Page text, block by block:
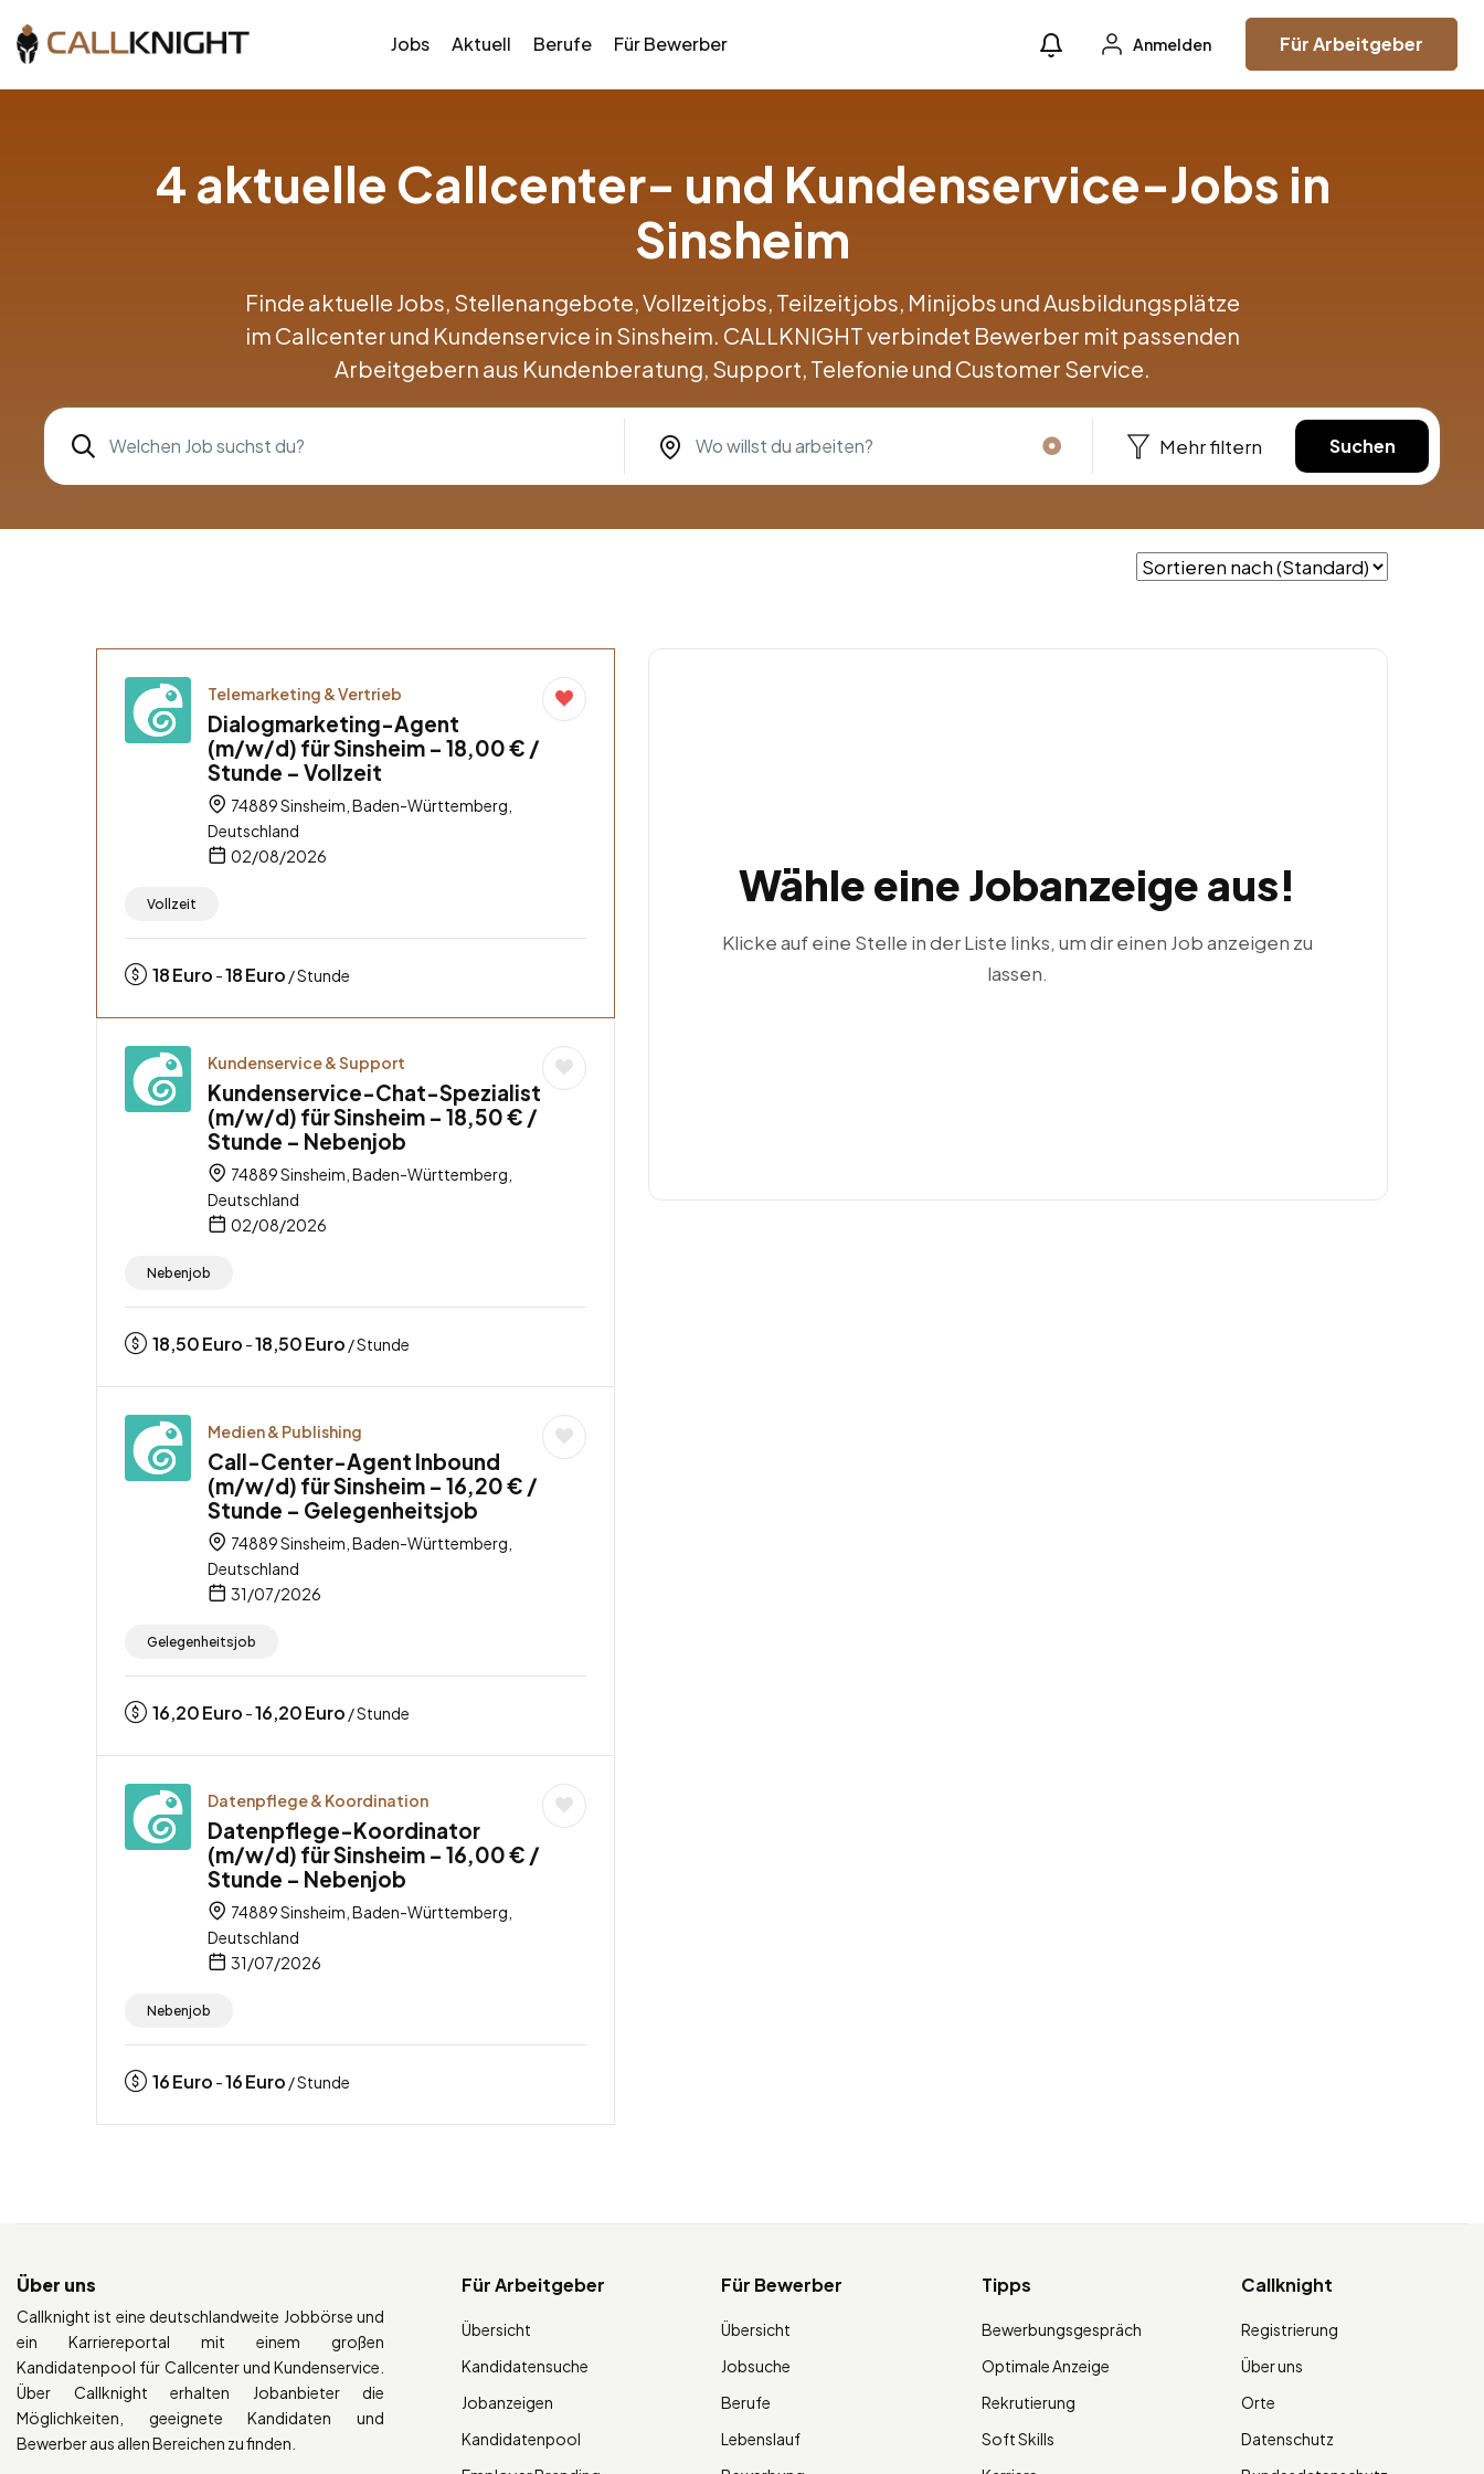
Jobs Aktuell Berufe Für Bewerber Anmelden Für Arbeitgeber
4 aktuelle Callcenter- und Kundenservice-Jobs in
Sinsheim
Finde aktuelle Jobs, Stellenangebote, Vollzeitjobs, Teilzeitjobs, Minijobs und Ausbildungsplätze
im Callcenter und Kundenservice in Sinsheim. CALLKNIGHT verbindet Bewerber mit passenden
Arbeitgebern aus Kundenberatung, Support, Telefonie und Customer Service.
Mehr filtern Suchen
Telemarketing & Vertrieb
Dialogmarketing-Agent
(m/w/d) für Sinsheim – 18,00 € /
Stunde – Vollzeit
74889 Sinsheim, Baden-Württemberg,
Deutschland
02/08/2026
Vollzeit
18Euro -18Euro / Stunde
Kundenservice & Support
Kundenservice-Chat-Spezialist
(m/w/d) für Sinsheim – 18,50 € /
Stunde – Nebenjob
74889 Sinsheim, Baden-Württemberg,
Deutschland
02/08/2026
Nebenjob
18,50Euro -18,50Euro / Stunde
Medien & Publishing
Call-Center-Agent Inbound
(m/w/d) für Sinsheim – 16,20 € /
Stunde – Gelegenheitsjob
74889 Sinsheim, Baden-Württemberg,
Deutschland
31/07/2026
Gelegenheitsjob
16,20Euro -16,20Euro / Stunde
Datenpflege & Koordination
Datenpflege-Koordinator
(m/w/d) für Sinsheim – 16,00 € /
Stunde – Nebenjob
74889 Sinsheim, Baden-Württemberg,
Deutschland
31/07/2026
Nebenjob
16Euro -16Euro / Stunde
Wähle eine Jobanzeige aus!
Klicke auf eine Stelle in der Liste links, um dir einen Job anzeigen zu
lassen.
Über uns
Callknight ist eine deutschlandweite Jobbörse und
ein Karriereportal mit einem großen
Kandidatenpool für Callcenter und Kundenservice.
Über Callknight erhalten Jobanbieter die
Möglichkeiten, geeignete Kandidaten und
Bewerber aus allen Bereichen zu finden.
Für Arbeitgeber
Übersicht
Kandidatensuche
Jobanzeigen
Kandidatenpool
Für Bewerber
Übersicht
Jobsuche
Berufe
Lebenslauf
Tipps
Bewerbungsgespräch
Optimale Anzeige
Rekrutierung
Soft Skills
Callknight
Registrierung
Über uns
Orte
Datenschutz